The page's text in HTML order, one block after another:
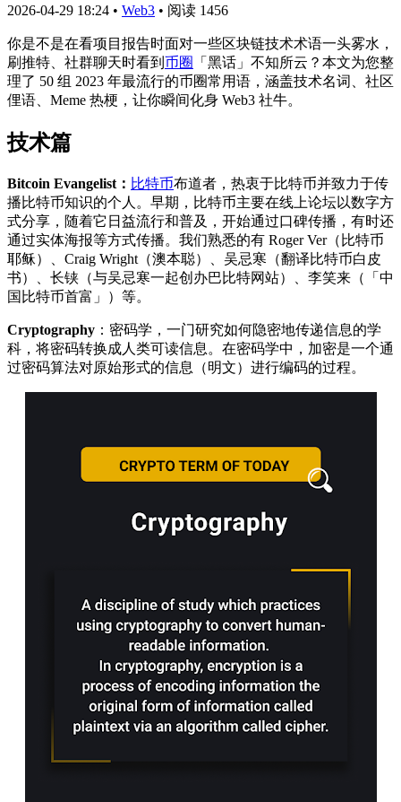
2026-04-29 18:24 • Web3 • 阅读 1456
你是不是在看项目报告时面对一些区块链技术术语一头雾水，
刷推特、社群聊天时看到 币圈
「黑话」不知所云？本文为您整
理了 50 组 2023 年最流行的币圈常用语，涵盖技术名词、社区
俚语、Meme 热梗，让你瞬间化身 Web3 社牛。
技术篇
Bitcoin Evangelist： 比特币布道者，热衷于比特币并致力于传
播比特币知识的个人。早期，比特币主要在线上论坛以数字方
式分享，随着它日益流行和普及，开始通过口碑传播，有时还
通过实体海报等方式传播。我们熟悉的有 Roger Ver（比特币
耶稣）、Craig Wright（澳本聪）、吴忌寒（翻译比特币白皮
书）、长铗（与吴忌寒一起创办巴比特网站）、李笑来（「中
国比特币首富」）等。
Cryptography ：密码学，一门研究如何隐密地传递信息的学
科，将密码转换成人类可读信息。在密码学中，加密是一个通
过密码算法对原始形式的信息（明文）进行编码的过程。